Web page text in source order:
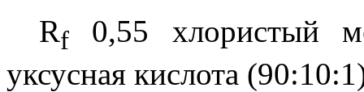
Rf 0,55 хлористый
уксусная кислота